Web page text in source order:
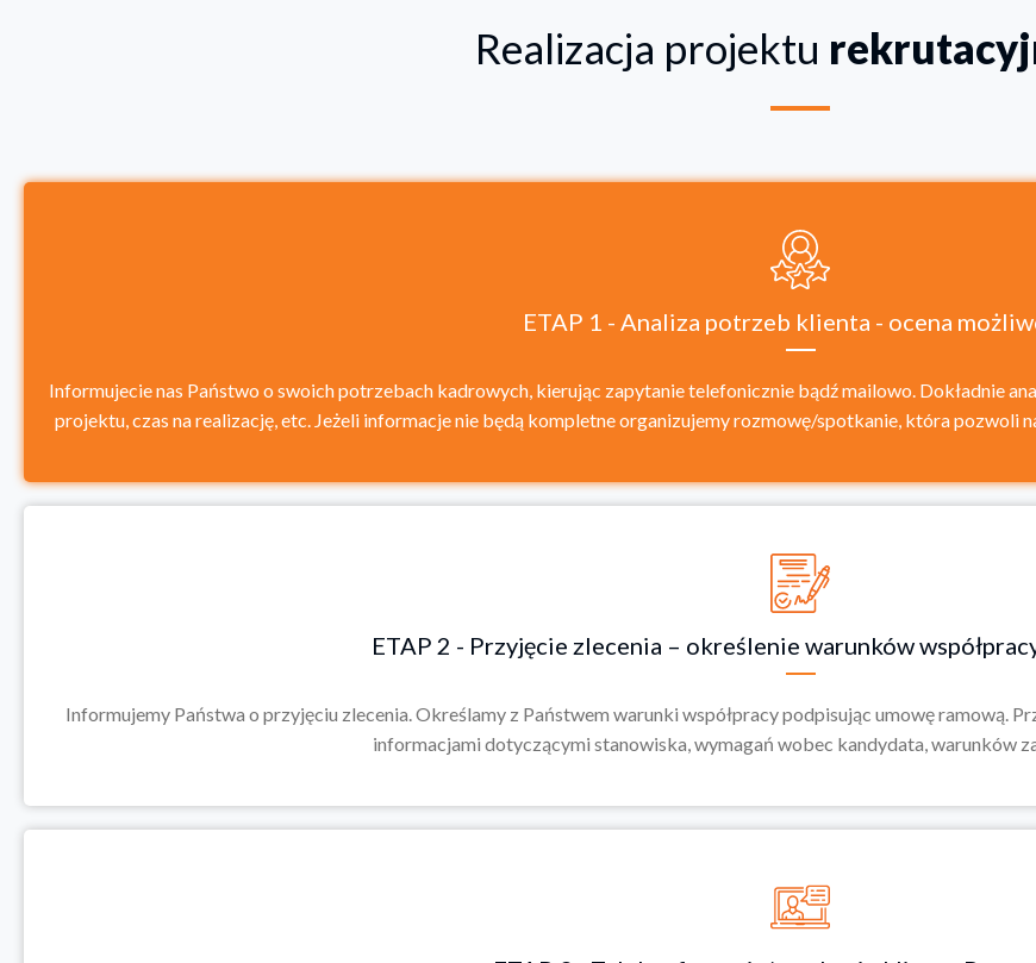
Realizacja projektu
ETAP 1 - Analiza potrzeb klienta - ocena
Informujecie nas Państwo o swoich potrzebach kadrowych, kierując zapytanie telefonicznie bądź mailowo. Dokładnie
projektu, czas na realizację, etc. Jeżeli informacje nie będą kompletne organizujemy rozmowę/spotkanie, która pozwoli
ETAP 2 - Przyjęcie zlecenia – określenie warunków
Informujemy Państwa o przyjęciu zlecenia. Określamy z Państwem warunki współpracy podpisując umowę ramową.
informacjami dotyczącymi stanowiska, wymagań wobec kandydata, warunków